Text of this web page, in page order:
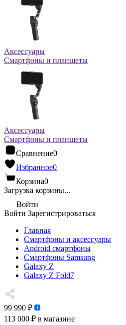
Аксессуары
Смартфоны и планшеты
Аксессуары
Смартфоны и планшеты
Сравнение0
Избранное0
Корзина0
Загрузка корзины...
Войти
Войти Зарегистрироваться
Главная
Смартфоны и аксессуары
Android cмартфоны
Смартфоны Samsung
Galaxy Z
Galaxy Z Fold7
99 990 ₽
113 000 ₽ в магазине